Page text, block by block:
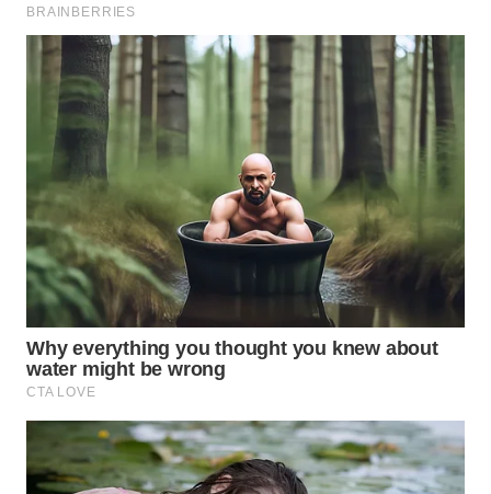
DAIRI
WN
DANAU
TOBA
WN
NIAS
WN
LANGKAT
WN
TAPANULI
SELATAN
WN
TANJUNG
LESUNG